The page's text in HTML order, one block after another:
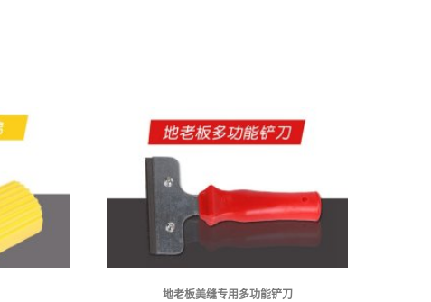
地老板美缝专用多功能铲刀